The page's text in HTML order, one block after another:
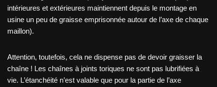
intérieures et extérieures maintiennent depuis le montage en
usine un peu de graisse emprisonnée autour de l’axe de chaque
maillon).
Attention, toutefois, cela ne dispense pas de devoir graisser la
chaîne ! Les chaînes à joints toriques ne sont pas lubrifiées à
vie. L’étanchéité n’est valable que pour la partie de l’axe